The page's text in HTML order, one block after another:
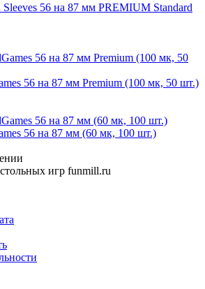
56 на 87 мм PREMIUM Standard
56 на 87 мм Premium (100 мк, 50 шт.)
56 на 87 мм (60 мк, 100 шт.)
игр funmill.ru